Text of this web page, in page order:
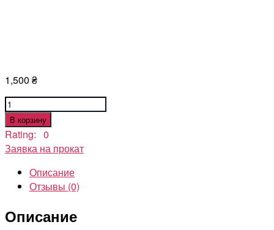
1,500 ₴
Количество
товара
Игра
престолов
Дейенерис
Таргариен
В корзину
Rating: 0
Заявка на прокат
Описание
Отзывы (0)
Описание